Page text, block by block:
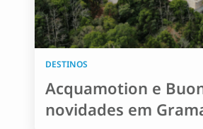
DESTINOS
Acquamotion e
novidades em